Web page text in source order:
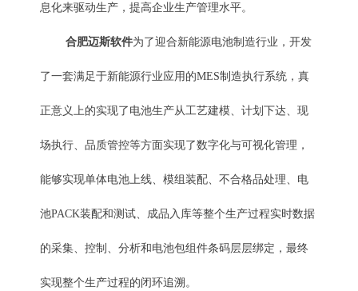
息化来驱动生产，提高企业生产管理水平。
合肥迈斯软件为了迎合新能源电池制造行业，开发
了一套满足于新能源行业应用的MES制造执行系统，真
正意义上的实现了电池生产从工艺建模、计划下达、现
场执行、品质管控等方面实现了数字化与可视化管理，
能够实现单体电池上线、模组装配、不合格品处理、电
池PACK装配和测试、成品入库等整个生产过程实时数据
的采集、控制、分析和电池包组件条码层层绑定，最终
实现整个生产过程的闭环追溯。